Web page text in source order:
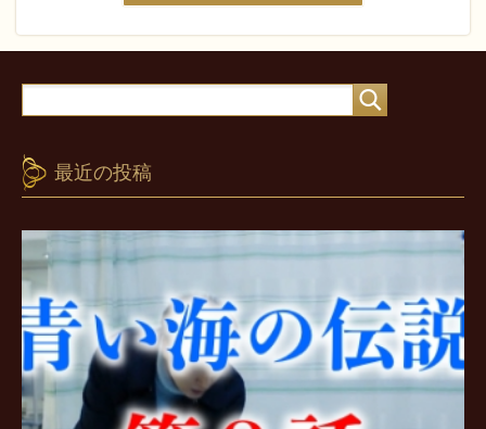
最近の投稿